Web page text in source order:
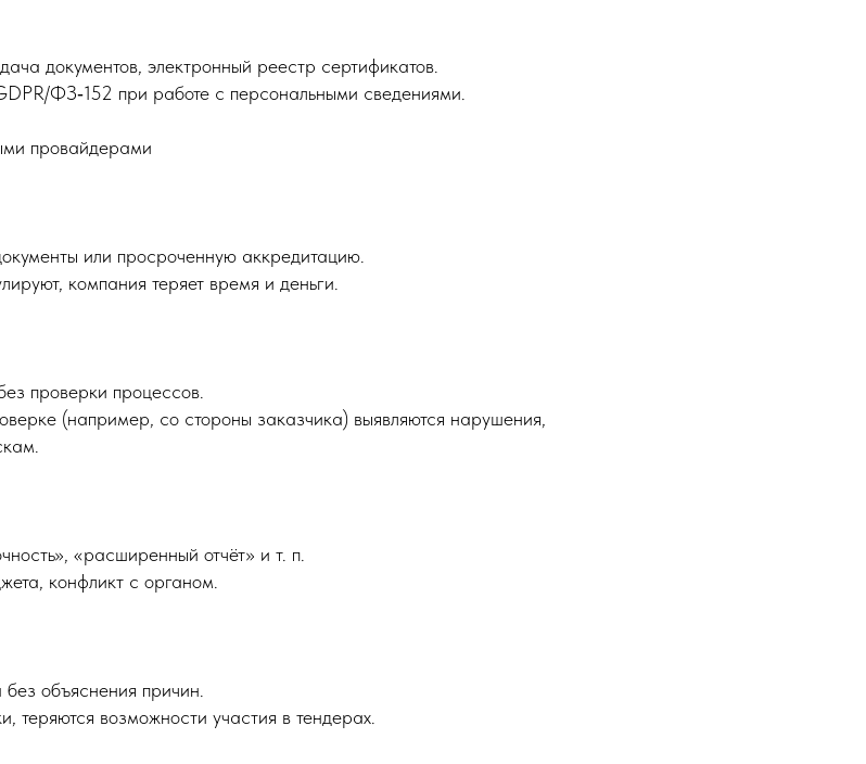
документов, электронный реестр сертификатов.
ФЗ‑152 при работе с персональными сведениями.
провайдерами
или просроченную аккредитацию.
компания теряет время и деньги.
проверки процессов.
(например, со стороны заказчика) выявляются нарушения,
«расширенный отчёт» и т. п.
конфликт с органом.
объяснения причин.
теряются возможности участия в тендерах.